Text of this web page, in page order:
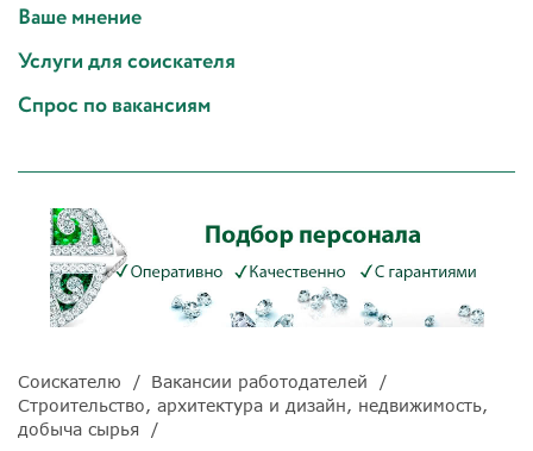
Ваше мнение
Услуги для соискателя
Спрос по вакансиям
Соискателю
Вакансии работодателей
Строительство, архитектура и дизайн, недвижимость,
добыча сырья